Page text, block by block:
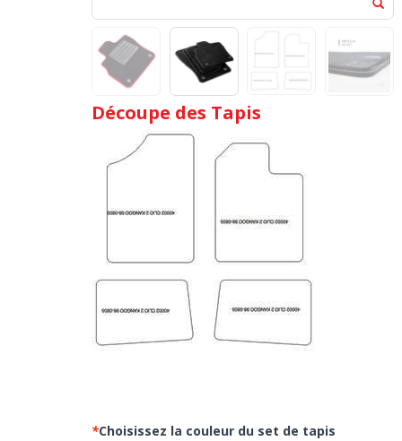
Découpe des Tapis
*Choisissez la couleur du set de tapis